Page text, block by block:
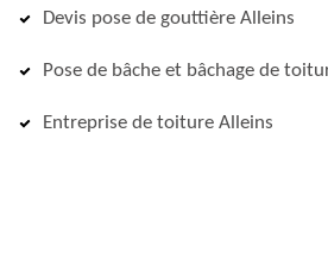
Devis pose de gouttière Alleins
Pose de bâche et bâchage de
Entreprise de toiture Alleins